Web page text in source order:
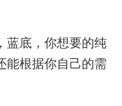
蓝底，你想要的纯
能根据你自己的需